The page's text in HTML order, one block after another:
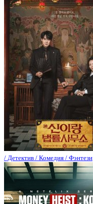
/ Детектив / Комедия / Фэнтези